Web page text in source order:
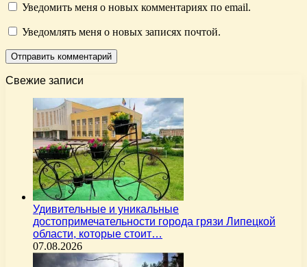
Уведомить меня о новых комментариях по email.
Уведомлять меня о новых записях почтой.
Свежие записи
Удивительные и уникальные
достопримечательности города грязи Липецкой
области, которые стоит…
07.08.2026